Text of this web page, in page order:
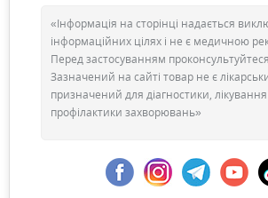
«Інформація на сторінці надається
інформаційних цілях і не є медичною
Перед застосуванням
Зазначений на сайті товар не є
призначений для діагностики,
профілактики захворювань»